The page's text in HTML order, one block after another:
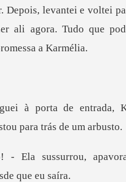
Depois, levantei e voltei
trada,
rrou,